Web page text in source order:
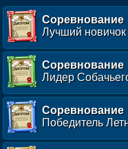
Соревнование
Лучший новичок
Соревнование
Лидер
Соревнование
Победитель